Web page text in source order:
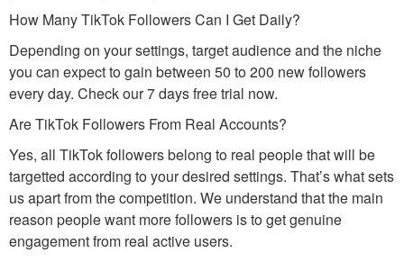
How Many TikTok Followers Can I Get Daily?
Depending on your settings, target audience and the niche
you can expect to gain between 50 to 200 new followers
every day. Check our 7 days free trial now.
Are TikTok Followers From Real Accounts?
Yes, all TikTok followers belong to real people that will be
targetted according to your desired settings. That’s what sets
us apart from the competition. We understand that the main
reason people want more followers is to get genuine
engagement from real active users.